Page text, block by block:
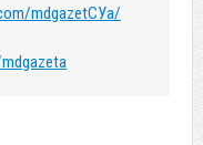
mdgazetСУa/